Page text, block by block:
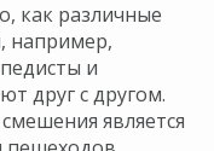
как различные
например,
и
друг с другом.
является